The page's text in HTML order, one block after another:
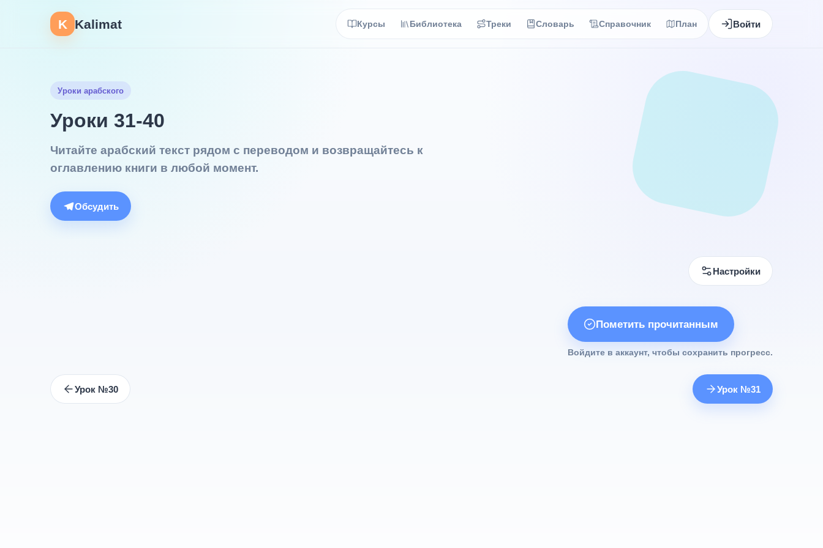
K Kalimat Курсы Библиотека Треки Словарь Справочник План Войти
Уроки арабского
Уроки 31-40
Читайте арабский текст рядом с переводом и возвращайтесь к
оглавлению книги в любой момент.
Обсудить
Настройки
Пометить прочитанным
Войдите в аккаунт, чтобы сохранить прогресс.
Урок №30 Урок №31